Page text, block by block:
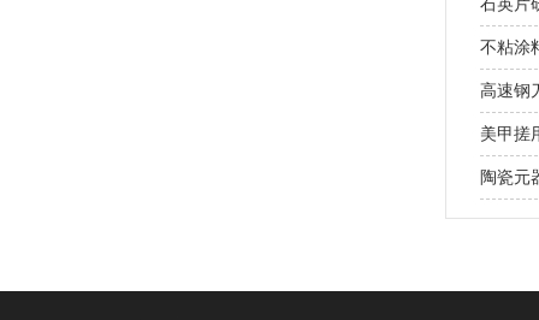
石英片
不粘涂
高速钢
美甲搓
陶瓷元